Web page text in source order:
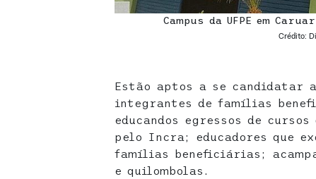
Campus da UFPE em
Crédito:
Estão aptos a se candidatar
integrantes de famílias
educandos egressos de
pelo Incra; educadores que
famílias beneficiárias;
e quilombolas.